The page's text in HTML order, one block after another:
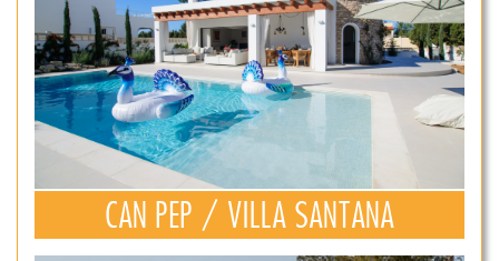
CAN PEP / VILLA SANTANA